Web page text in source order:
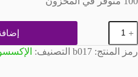
هو:
هو:
كمية
بالون
هيليوم
ليزر
رمز المنتج: b017 التصنيف: